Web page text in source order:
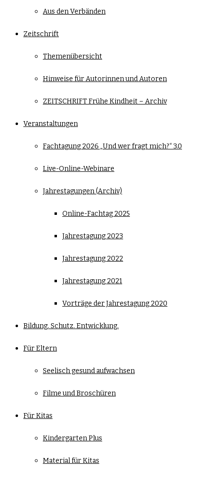
Aus den Verbänden
Zeitschrift
Themenübersicht
Hinweise für Autorinnen und Autoren
ZEITSCHRIFT Frühe Kindheit – Archiv
Veranstaltungen
Fachtagung 2026 „Und wer fragt mich?“ 3.0
Live-Online-Webinare
Jahrestagungen (Archiv)
Online-Fachtag 2025
Jahrestagung 2023
Jahrestagung 2022
Jahrestagung 2021
Vorträge der Jahrestagung 2020
Bildung. Schutz. Entwicklung.
Für Eltern
Seelisch gesund aufwachsen
Filme und Broschüren
Für Kitas
Kindergarten Plus
Material für Kitas